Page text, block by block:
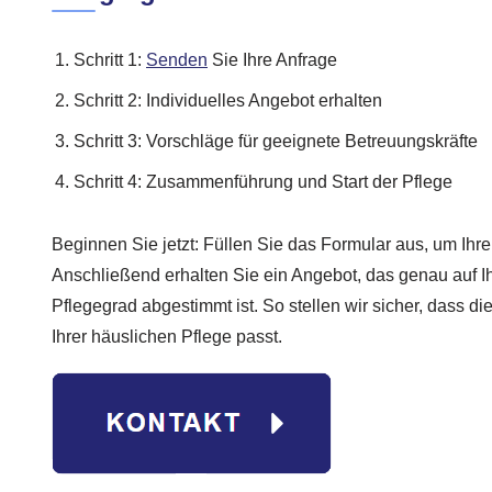
Schritt 1: Senden Sie Ihre Anfrage
Schritt 2: Individuelles Angebot erhalten
Schritt 3: Vorschläge für geeignete Betreuungskräfte
Schritt 4: Zusammenführung und Start der Pflege
Beginnen Sie jetzt: Füllen Sie das Formular aus, um
Anschließend erhalten Sie ein Angebot, das genau auf
Pflegegrad abgestimmt ist. So stellen wir sicher, dass
Ihrer häuslichen Pflege passt.